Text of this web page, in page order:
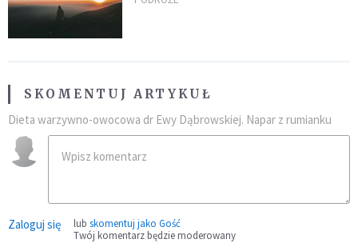
SKOMENTUJ ARTYKUŁ
Dieta warzywno-owocowa dr Ewy Dąbrowskiej. Napar z rumianku
Zaloguj się lub skomentuj jako Gość
Twój komentarz będzie moderowany